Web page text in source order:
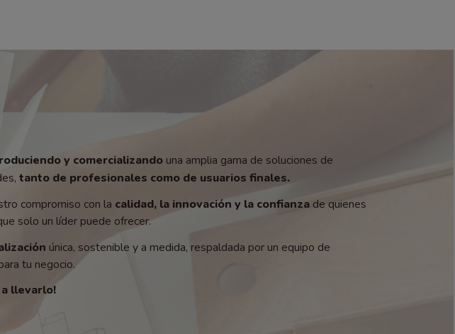
y comercializando una amplia gama de soluciones de
tanto de profesionales como de usuarios finales.
compromiso con la calidad, la innovación y la confianzade quienes
solo un líder puede ofrecer.
única, sostenible y a medida, respaldada por un equipo de
tu negocio.
llevarlo!